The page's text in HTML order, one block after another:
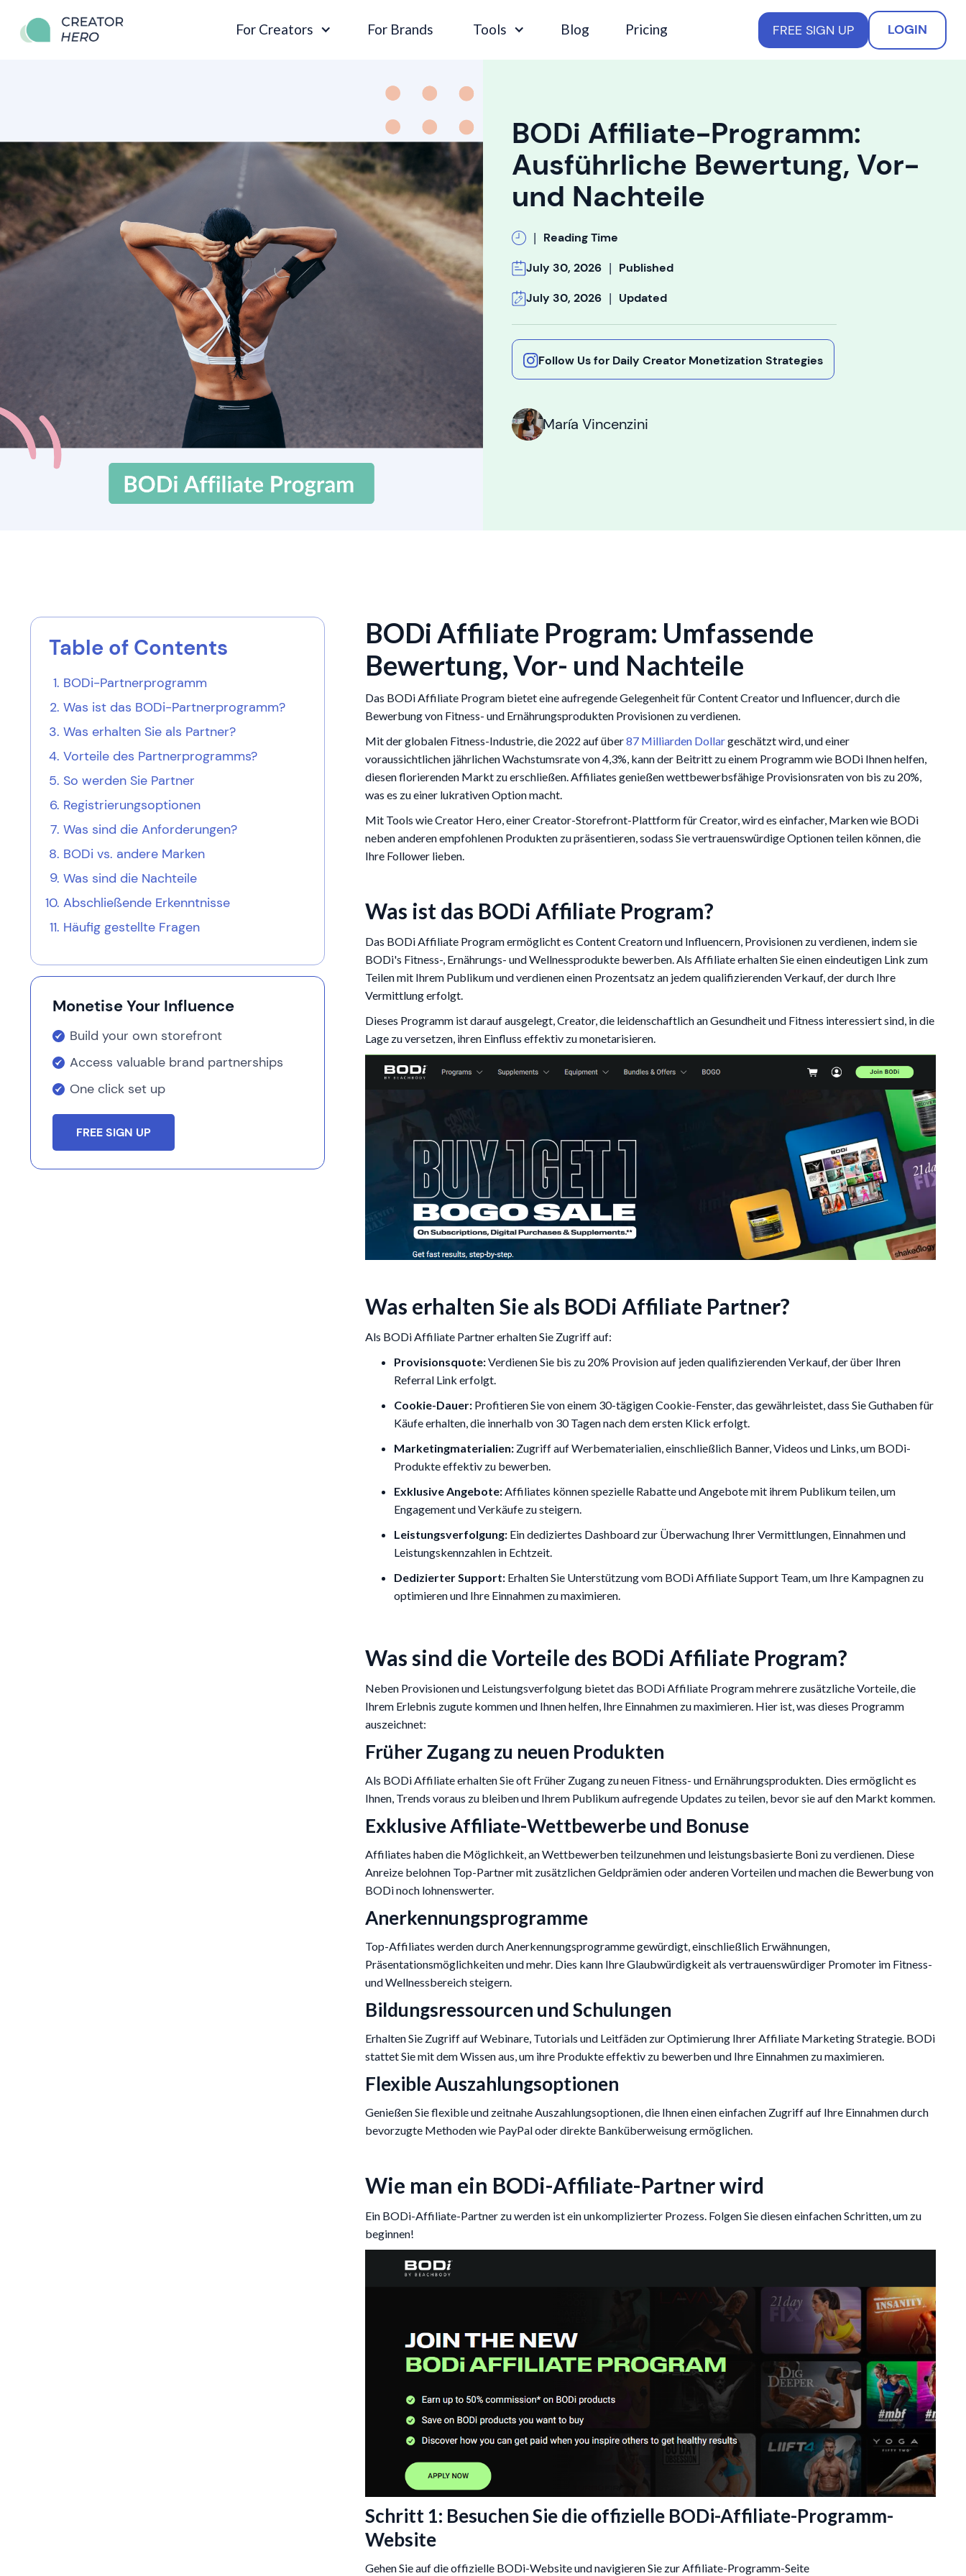
For Creators For Brands Tools Blog Pricing FREE SIGN UP LOGIN
BODi Affiliate-Programm:
Ausführliche Bewertung, Vor-
und Nachteile
| Reading Time
July 30, 2026 | Published
July 30, 2026 | Updated
Follow Us for Daily Creator Monetization Strategies
María Vincenzini
Table of Contents
BODi-Partnerprogramm
Was ist das BODi-Partnerprogramm?
Was erhalten Sie als Partner?
Vorteile des Partnerprogramms?
So werden Sie Partner
Registrierungsoptionen
Was sind die Anforderungen?
BODi vs. andere Marken
Was sind die Nachteile
Abschließende Erkenntnisse
Häufig gestellte Fragen
Monetise Your Influence
Build your own storefront
Access valuable brand partnerships
One click set up
FREE SIGN UP
BODi Affiliate Program: Umfassende
Bewertung, Vor- und Nachteile
Das BODi Affiliate Program bietet eine aufregende Gelegenheit für Content Creator und Influencer, durch die
Bewerbung von Fitness- und Ernährungsprodukten Provisionen zu verdienen.
Mit der globalen Fitness-Industrie, die 2022 auf über87 Milliarden Dollargeschätzt wird, und einer
voraussichtlichen jährlichen Wachstumsrate von 4,3%, kann der Beitritt zu einem Programm wie BODi Ihnen helfen,
diesen florierenden Markt zu erschließen. Affiliates genießen wettbewerbsfähige Provisionsraten von bis zu 20%,
was es zu einer lukrativen Option macht.
Mit Tools wie Creator Hero, einer Creator-Storefront-Plattform für Creator, wird es einfacher, Marken wie BODi
neben anderen empfohlenen Produkten zu präsentieren, sodass Sie vertrauenswürdige Optionen teilen können, die
Ihre Follower lieben.
Was ist das BODi Affiliate Program?
Das BODi Affiliate Program ermöglicht es Content Creatorn und Influencern, Provisionen zu verdienen, indem sie
BODi's Fitness-, Ernährungs- und Wellnessprodukte bewerben. Als Affiliate erhalten Sie einen eindeutigen Link zum
Teilen mit Ihrem Publikum und verdienen einen Prozentsatz an jedem qualifizierenden Verkauf, der durch Ihre
Vermittlung erfolgt.
Dieses Programm ist darauf ausgelegt, Creator, die leidenschaftlich an Gesundheit und Fitness interessiert sind, in die
Lage zu versetzen, ihren Einfluss effektiv zu monetarisieren.
Was erhalten Sie als BODi Affiliate Partner?
Als BODi Affiliate Partner erhalten Sie Zugriff auf:
Provisionsquote:Verdienen Sie bis zu 20% Provision auf jeden qualifizierenden Verkauf, der über Ihren
Referral Link erfolgt.
Cookie-Dauer: Profitieren Sie von einem 30-tägigen Cookie-Fenster, das gewährleistet, dass Sie Guthaben für
Käufe erhalten, die innerhalb von 30 Tagen nach dem ersten Klick erfolgt.
Marketingmaterialien: Zugriff auf Werbematerialien, einschließlich Banner, Videos und Links, um BODi-
Produkte effektiv zu bewerben.
Exklusive Angebote:Affiliates können spezielle Rabatte und Angebote mit ihrem Publikum teilen, um
Engagement und Verkäufe zu steigern.
Leistungsverfolgung: Ein dediziertes Dashboard zur Überwachung Ihrer Vermittlungen, Einnahmen und
Leistungskennzahlen in Echtzeit.
Dedizierter Support: Erhalten Sie Unterstützung vom BODi Affiliate Support Team, um Ihre Kampagnen zu
optimieren und Ihre Einnahmen zu maximieren.
Was sind die Vorteile des BODi Affiliate Program?
Neben Provisionen und Leistungsverfolgung bietet das BODi Affiliate Program mehrere zusätzliche Vorteile, die
Ihrem Erlebnis zugute kommen und Ihnen helfen, Ihre Einnahmen zu maximieren. Hier ist, was dieses Programm
auszeichnet:
Früher Zugang zu neuen Produkten
Als BODi Affiliate erhalten Sie oft Früher Zugang zu neuen Fitness- und Ernährungsprodukten. Dies ermöglicht es
Ihnen, Trends voraus zu bleiben und Ihrem Publikum aufregende Updates zu teilen, bevor sie auf den Markt kommen.
Exklusive Affiliate-Wettbewerbe und Bonuse
Affiliates haben die Möglichkeit, an Wettbewerben teilzunehmen und leistungsbasierte Boni zu verdienen. Diese
Anreize belohnen Top-Partner mit zusätzlichen Geldprämien oder anderen Vorteilen und machen die Bewerbung von
BODi noch lohnenswerter.
Anerkennungsprogramme
Top-Affiliates werden durch Anerkennungsprogramme gewürdigt, einschließlich Erwähnungen,
Präsentationsmöglichkeiten und mehr. Dies kann Ihre Glaubwürdigkeit als vertrauenswürdiger Promoter im Fitness-
und Wellnessbereich steigern.
Bildungsressourcen und Schulungen
Erhalten Sie Zugriff auf Webinare, Tutorials und Leitfäden zur Optimierung Ihrer Affiliate Marketing Strategie. BODi
stattet Sie mit dem Wissen aus, um ihre Produkte effektiv zu bewerben und Ihre Einnahmen zu maximieren.
Flexible Auszahlungsoptionen
Genießen Sie flexible und zeitnahe Auszahlungsoptionen, die Ihnen einen einfachen Zugriff auf Ihre Einnahmen durch
bevorzugte Methoden wie PayPal oder direkte Banküberweisung ermöglichen.
Wie man ein BODi-Affiliate-Partner wird
Ein BODi-Affiliate-Partner zu werden ist ein unkomplizierter Prozess. Folgen Sie diesen einfachen Schritten, um zu
beginnen!
Schritt 1: Besuchen Sie die offizielle BODi-Affiliate-Programm-
Website
Gehen Sie auf die offizielle BODi-Website und navigieren Sie zur Affiliate-Programm-Seite